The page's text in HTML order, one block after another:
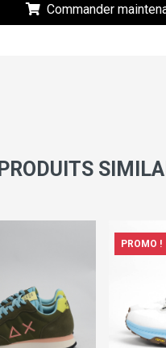
Commander
PRODUITS
PROMO !